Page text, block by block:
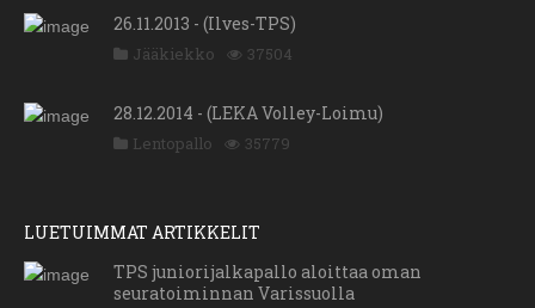
26.11.2013 - (Ilves-TPS)
Jääkiekko 37504
28.12.2014 - (LEKA Volley-Loimu)
Lentopallo 35779
LUETUIMMAT ARTIKKELIT
TPS juniorijalkapallo aloittaa oman
seuratoiminnan Varissuolla